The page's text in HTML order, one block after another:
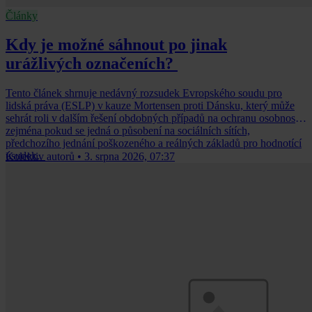
Články
Kdy je možné sáhnout po jinak
urážlivých označeních?
Tento článek shrnuje nedávný rozsudek Evropského soudu pro
lidská práva (ESLP) v kauze Mortensen proti Dánsku, který může
sehrát roli v dalším řešení obdobných případů na ochranu osobnosti,
zejména pokud se jedná o působení na sociálních sítích,
předchozího jednání poškozeného a reálných základů pro hodnotící
úsudek.
Kolektiv autorů • 3. srpna 2026, 07:37